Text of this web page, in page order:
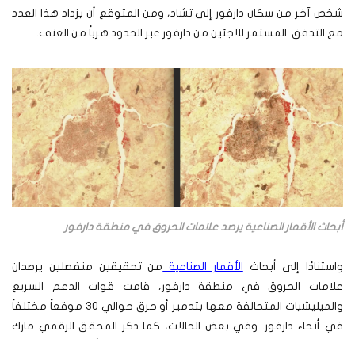
شخص آخر من سكان دارفور إلى تشاد، ومن المتوقع أن يزداد هذا العدد
مع التدفق المستمر للاجئين من دارفور عبر الحدود هرباً من العنف.
أبحاث الأقمار الصناعية يرصد علامات الحروق في منطقة دارفور
واستنادًا إلى أبحاث الأقمار الصناعية من تحقيقين منفصلين يرصدان
علامات الحروق في منطقة دارفور، قامت قوات الدعم السريع
والميليشيات المتحالفة معها بتدمير أو حرق حوالي 30 موقعاً مختلفاً
في أنحاء دارفور. وفي بعض الحالات، كما ذكر المحقق الرقمي مارك